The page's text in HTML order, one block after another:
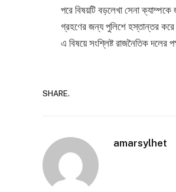
পরে বিষয়টি বড়লেখা সেনা
গ্রহণের জন্য পুলিশে হস্তান্তর
এ বিষয়ে সংশ্লিষ্ট রাজনৈতিক দলের
SHARE.
amarsylhet